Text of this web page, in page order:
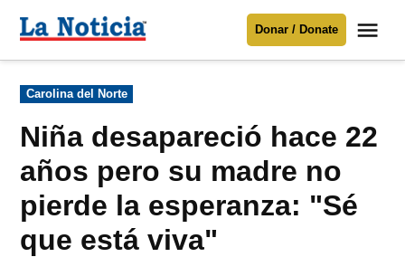
Para mantenerte informado necesitamos
Donar
contenido
Noticia
Donar / Donate
Publicado
en
Carolina del Norte
Niña desapareció hace 22
años pero su madre no
pierde la esperanza: "Sé
que está viva"